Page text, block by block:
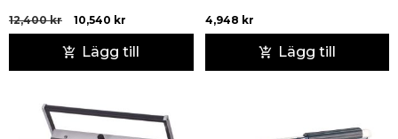
12,400kr 10,540 kr
Lägg till
4,948 kr
Lägg till